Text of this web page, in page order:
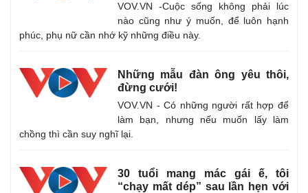
VOV.VN -Cuộc sống không phải lúc
nào cũng như ý muốn, để luôn hạnh
phúc, phụ nữ cần nhớ kỹ những điều này.
Những mẫu đàn ông yêu thôi,
đừng cưới!
VOV.VN - Có những người rất hợp để
làm bạn, nhưng nếu muốn lấy làm
chồng thì cần suy nghĩ lại.
30 tuổi mang mác gái ế, tôi
“chạy mất dép” sau lần hẹn với